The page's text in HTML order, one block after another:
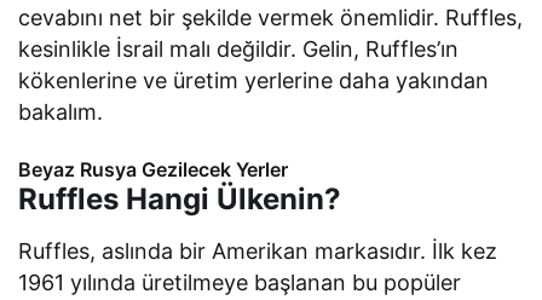
cevabını net bir şekilde vermek önemlidir. Ruffles,
kesinlikle İsrail malı değildir. Gelin, Ruffles’ın
kökenlerine ve üretim yerlerine daha yakından
bakalım.
Beyaz Rusya Gezilecek Yerler
Ruffles Hangi Ülkenin?
Ruffles, aslında bir Amerikan markasıdır. İlk kez
1961 yılında üretilmeye başlanan bu popüler